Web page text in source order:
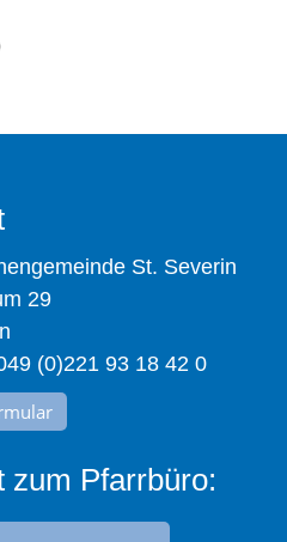
St. Severin
29
(0)221 93 18 42 0
zum Pfarrbüro: